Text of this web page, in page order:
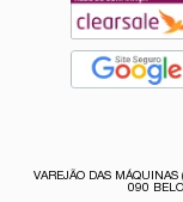
VAREJÃO DAS
090